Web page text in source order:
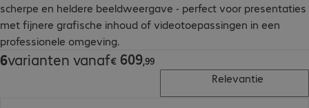
scherpe en heldere beeldweergave - perfect voor presentaties
met fijnere grafische inhoud of videotoepassingen in een
professionele omgeving.
6varianten vanaf€ 609,99
€ 609,99
Relevantie